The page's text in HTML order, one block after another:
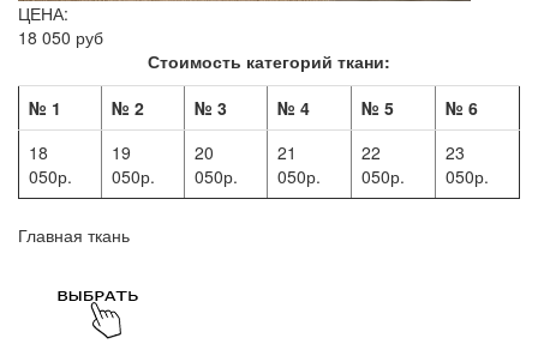
ЦЕНА:
18 050 руб
Стоимость категорий ткани:
№ 1
№ 2 № 3 № 4 № 5
№ 6
18
050р.
19
050р.
20
050р.
21
050р.
22
050р.
23
050р.
Главная ткань